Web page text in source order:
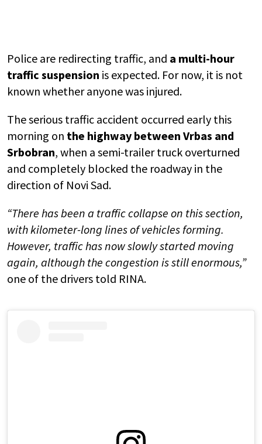
Police are redirecting traffic, and a multi-hour
traffic suspension is expected. For now, it is not
known whether anyone was injured.
The serious traffic accident occurred early this
morning on the highway between Vrbas and
Srbobran, when a semi-trailer truck overturned
and completely blocked the roadway in the
direction of Novi Sad.
“There has been a traffic collapse on this section,
with kilometer-long lines of vehicles forming.
However, traffic has now slowly started moving
again, although the congestion is still enormous,”
one of the drivers told RINA.